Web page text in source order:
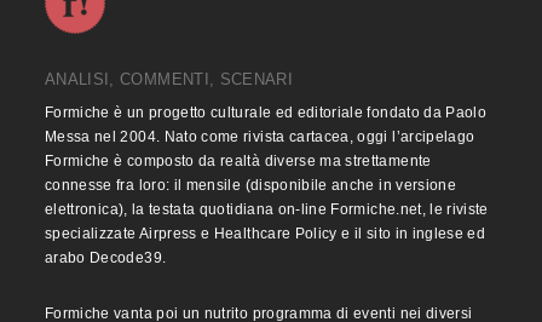
ANALISI, COMMENTI, SCENARI
Formiche è un progetto culturale ed editoriale fondato da Paolo
Messa nel 2004. Nato come rivista cartacea, oggi l’arcipelago
Formiche è composto da realtà diverse ma strettamente
connesse fra loro: il mensile (disponibile anche in versione
elettronica), la testata quotidiana on-line Formiche.net, le riviste
specializzate Airpress e Healthcare Policy e il sito in inglese ed
arabo Decode39.
Formiche vanta poi un nutrito programma di eventi nei diversi